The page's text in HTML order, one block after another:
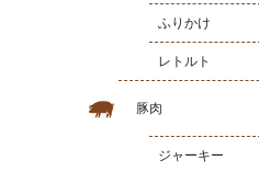
ふりかけ
レトルト
豚肉
ジャーキー